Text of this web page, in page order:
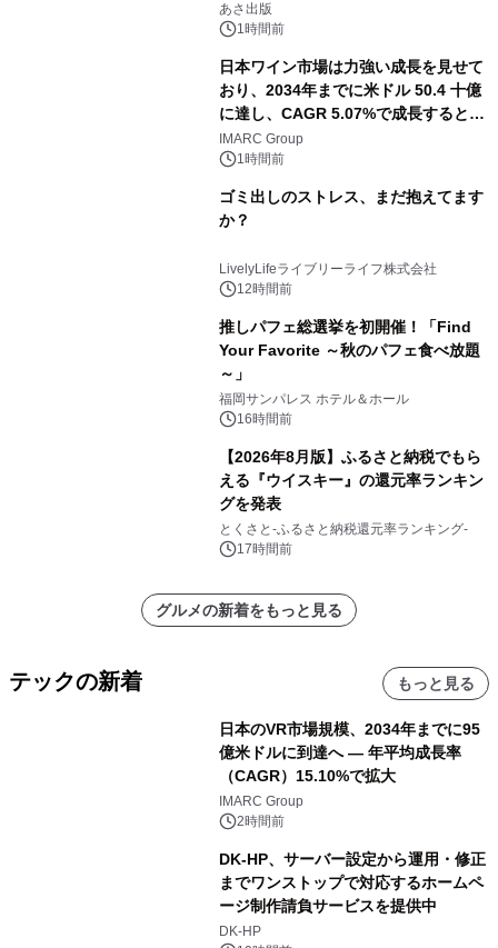
養としての蕎麦』2026年8月25日
（火）発売
あさ出版
1時間前
日本ワイン市場は力強い成長を見せて
おり、2034年までに米ドル 50.4 十億
に達し、CAGR 5.07%で成長すると予
測IMARC Group
1時間前
ゴミ出しのストレス、まだ抱えてます
か？
LivelyLifeライブリーライフ株式会社
12時間前
推しパフェ総選挙を初開催！「Find
Your Favorite ～秋のパフェ食べ放題
～」
福岡サンパレス ホテル＆ホール
16時間前
【2026年8月版】ふるさと納税でもら
える『ウイスキー』の還元率ランキン
グを発表
とくさと-ふるさと納税還元率ランキング-
17時間前
グルメの新着をもっと見る
テックの新着 もっと見る
日本のVR市場規模、2034年までに95
億米ドルに到達へ ― 年平均成長率
（CAGR）15.10%で拡大
IMARC Group
2時間前
DK-HP、サーバー設定から運用・修正
までワンストップで対応するホームペ
ージ制作請負サービスを提供中
DK-HP